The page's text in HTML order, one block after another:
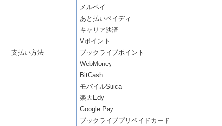
支払い方法
メルペイ
あと払いペイディ
キャリア決済
Vポイント
ブックライブポイント
WebMoney
BitCash
モバイルSuica
楽天Edy
Google Pay
ブックライブプリペイドカード